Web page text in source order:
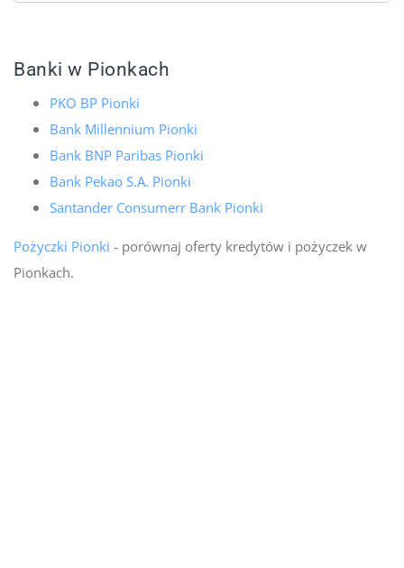
Banki w Pionkach
PKO BP Pionki
Bank Millennium Pionki
Bank BNP Paribas Pionki
Bank Pekao S.A. Pionki
Santander Consumerr Bank Pionki
Pożyczki Pionki - porównaj oferty kredytów i pożyczek w
Pionkach.